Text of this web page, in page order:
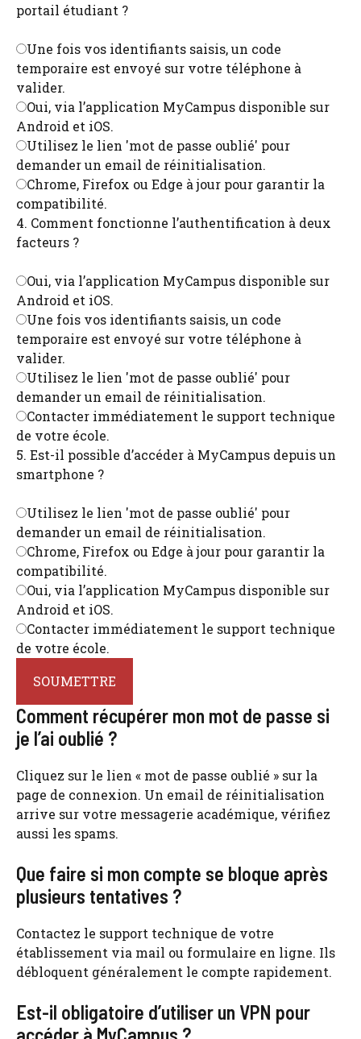
portail étudiant ?
Une fois vos identifiants saisis, un code
temporaire est envoyé sur votre téléphone à
valider.
Oui, via l’application MyCampus disponible sur
Android et iOS.
Utilisez le lien 'mot de passe oublié' pour
demander un email de réinitialisation.
Chrome, Firefox ou Edge à jour pour garantir la
compatibilité.
4. Comment fonctionne l’authentification à deux
facteurs ?
Oui, via l’application MyCampus disponible sur
Android et iOS.
Une fois vos identifiants saisis, un code
temporaire est envoyé sur votre téléphone à
valider.
Utilisez le lien 'mot de passe oublié' pour
demander un email de réinitialisation.
Contacter immédiatement le support technique
de votre école.
5. Est-il possible d’accéder à MyCampus depuis un
smartphone ?
Utilisez le lien 'mot de passe oublié' pour
demander un email de réinitialisation.
Chrome, Firefox ou Edge à jour pour garantir la
compatibilité.
Oui, via l’application MyCampus disponible sur
Android et iOS.
Contacter immédiatement le support technique
de votre école.
SOUMETTRE
Comment récupérer mon mot de passe si
je l’ai oublié ?
Cliquez sur le lien « mot de passe oublié » sur la
page de connexion. Un email de réinitialisation
arrive sur votre messagerie académique, vérifiez
aussi les spams.
Que faire si mon compte se bloque après
plusieurs tentatives ?
Contactez le support technique de votre
établissement via mail ou formulaire en ligne. Ils
débloquent généralement le compte rapidement.
Est-il obligatoire d’utiliser un VPN pour